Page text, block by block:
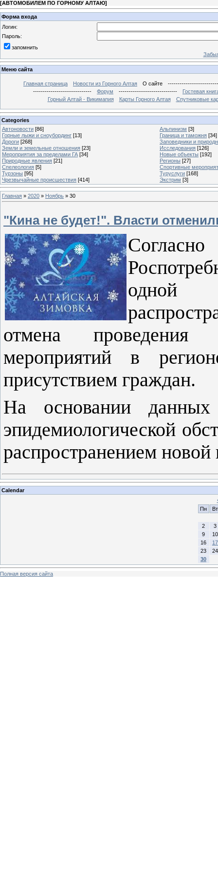
[АВТОМОБИЛЕМ ПО ГОРНОМУ АЛТАЮ]
Форма входа
Логин:
Пароль:
запомнить
Меню сайта
Главная страница Новости из Горного Алтая О сайте
------------------------------
Форум ------------------------------
Гостевая
Горный Алтай - Викимапия
Карты Горного Алтая Спутниковые
Categories
Автоновости [86] Альпинизм [3]
Горные лыжи и сноубординг [13] Граница и таможня [34]
Дороги [268]
Заповедники и
Земли и земельные отношения [23] Исследования [126]
Мероприятия за пределами ГА [34] Новые объекты [192]
Природные явления [21] Регионы [27]
Спелеология [5]
Спортивные
Турзоны [95] Туруслуги [168]
Чрезвычайные происшествия [414] Экстрим [3]
Главная » 2020 » Ноябрь » 30
"Кина не будет!". Власти
одной
отмена проведения
мероприятий в
присутствием граждан.
На основании
эпидемиологической
распространением
Calendar
Пн
Вт
2
3
9
10
16
17
23
24
30
Полная версия сайта